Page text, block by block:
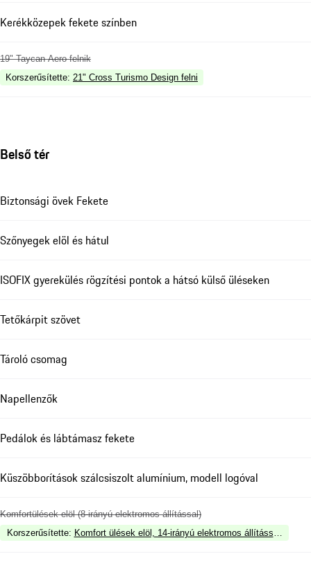
Kerékközepek fekete színben
19" Taycan Aero felnik
Korszerűsítette: 21" Cross Turismo Design felni
Belső tér
Biztonsági övek Fekete
Szőnyegek elöl és hátul
ISOFIX gyerekülés rögzítési pontok a hátsó külső üléseken
Tetőkárpit szövet
Tároló csomag
Napellenzők
Pedálok és lábtámasz fekete
Küszöbborítások szálcsiszolt alumínium, modell logóval
Komfortülések elöl (8-irányú elektromos állítással)
Korszerűsítette: Komfort ülések elöl, 14-irányú elektromos állítással,